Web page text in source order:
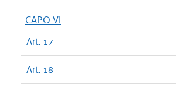
CAPO VI
Art. 17
Art. 18